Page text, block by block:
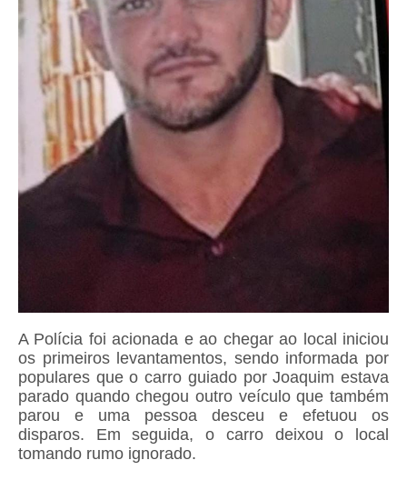
A Polícia foi acionada e ao chegar ao local iniciou
os primeiros levantamentos, sendo informada por
populares que o carro guiado por Joaquim estava
parado quando chegou outro veículo que também
parou e uma pessoa desceu e efetuou os
disparos. Em seguida, o carro deixou o local
tomando rumo ignorado.